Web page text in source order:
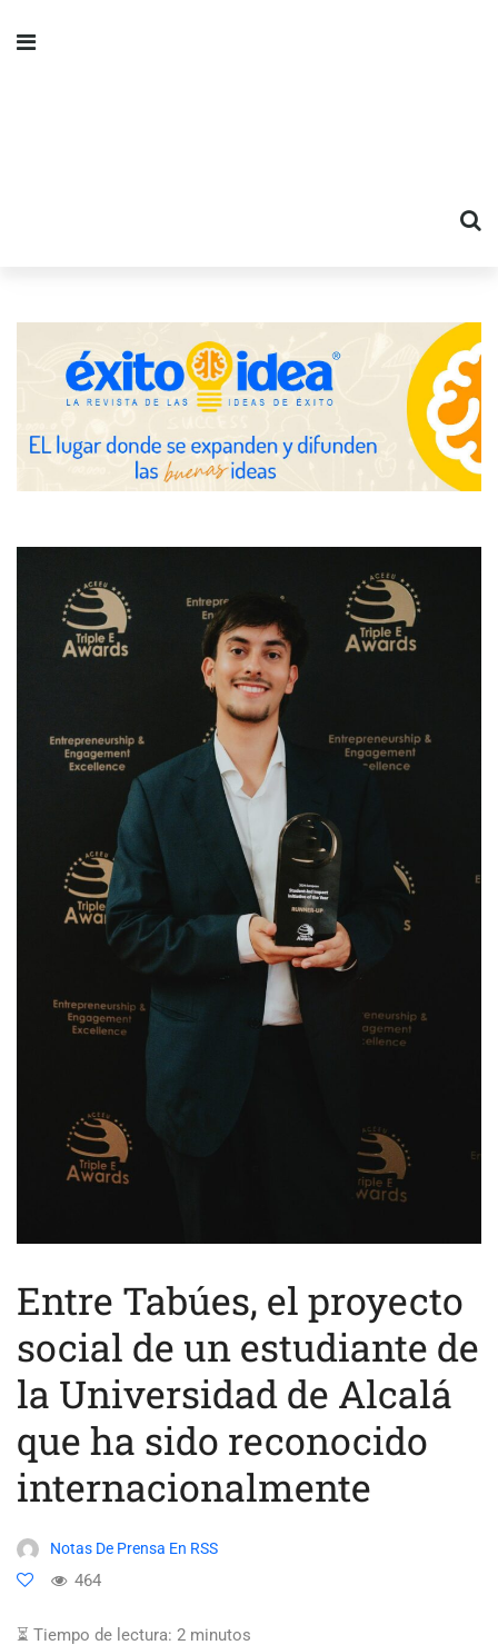
Entre Tabúes, el proyecto
social de un estudiante de
la Universidad de Alcalá
que ha sido reconocido
internacionalmente
Notas De Prensa En RSS
464
⏳ Tiempo de lectura: 2 minutos